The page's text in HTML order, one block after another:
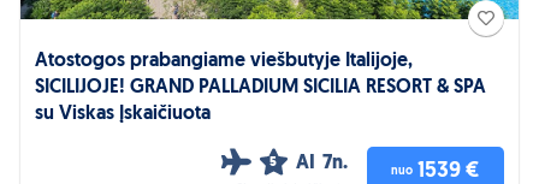
Atostogos prabangiame viešbutyje Italijoje,
SICILIJOJE! GRAND PALLADIUM SICILIA RESORT & SPA
su Viskas Įskaičiuota
5 AI 7n. nuo 1539 €